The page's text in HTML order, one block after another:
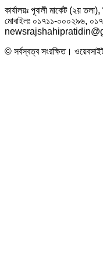
কার্যালয়ঃ পূবালী মার্কেট (২য়
মোবাইলঃ ০১৭১১-০০০২৯৬,
© সর্বস্বত্ব সংরক্ষিত।